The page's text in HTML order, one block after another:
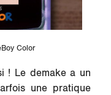
Color
! Le demake a un
une pratique